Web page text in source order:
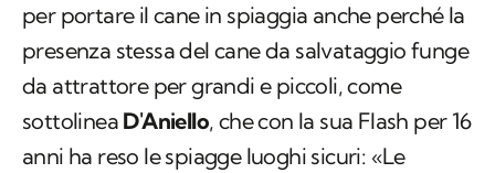
per portare il cane in spiaggia anche perché la
presenza stessa del cane da salvataggio funge
da attrattore per grandi e piccoli, come
sottolinea D'Aniello, che con la sua Flash per 16
anni ha reso le spiagge luoghi sicuri: «Le